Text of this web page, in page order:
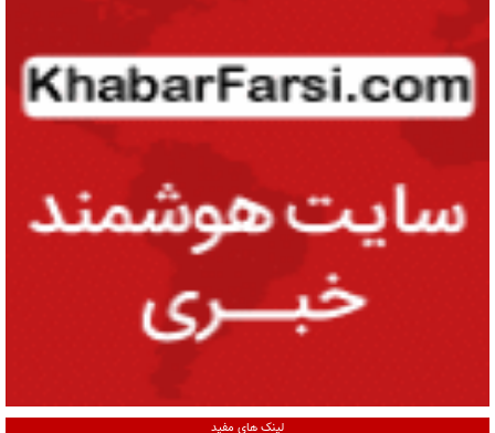
لینک های مفید